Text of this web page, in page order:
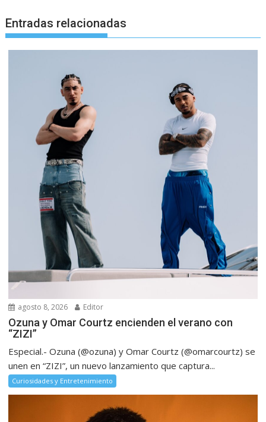
Entradas relacionadas
agosto 8, 2026 Editor
Ozuna y Omar Courtz encienden el verano con
“ZIZI”
Especial.- Ozuna (@ozuna) y Omar Courtz (@omarcourtz) se
unen en “ZIZI”, un nuevo lanzamiento que captura...
Curiosidades y Entretenimiento